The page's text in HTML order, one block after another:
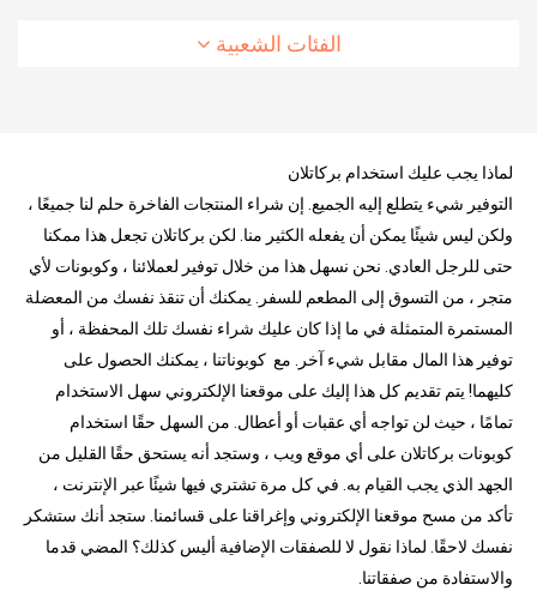
الفئات الشعبية
لماذا يجب عليك استخدام بركاتلان
التوفير شيء يتطلع إليه الجميع. إن شراء المنتجات الفاخرة حلم لنا جميعًا ،
ولكن ليس شيئًا يمكن أن يفعله الكثير منا. لكن بركاتلان تجعل هذا ممكنا
حتى للرجل العادي. نحن نسهل هذا من خلال توفير لعملائنا ، وكوبونات لأي
متجر ، من التسوق إلى المطعم للسفر. يمكنك أن تنقذ نفسك من المعضلة
المستمرة المتمثلة في ما إذا كان عليك شراء نفسك تلك المحفظة ، أو
توفير هذا المال مقابل شيء آخر. مع كوبوناتنا ، يمكنك الحصول على
كليهما! يتم تقديم كل هذا إليك على موقعنا الإلكتروني سهل الاستخدام
تمامًا ، حيث لن تواجه أي عقبات أو أعطال. من السهل حقًا استخدام
كوبونات بركاتلان على أي موقع ويب ، وستجد أنه يستحق حقًا القليل من
الجهد الذي يجب القيام به. في كل مرة تشتري فيها شيئًا عبر الإنترنت ،
تأكد من مسح موقعنا الإلكتروني وإغراقنا على قسائمنا. ستجد أنك ستشكر
نفسك لاحقًا. لماذا نقول لا للصفقات الإضافية أليس كذلك؟ المضي قدما
والاستفادة من صفقاتنا.